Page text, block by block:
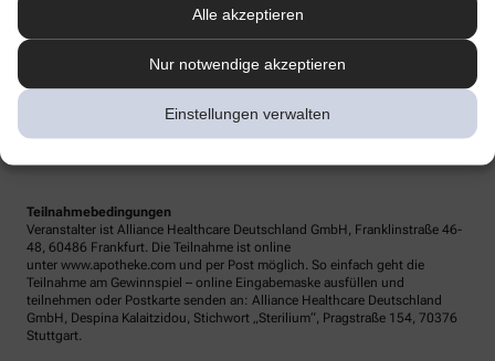
Alle akzeptieren
Nur notwendige akzeptieren
Einstellungen verwalten
Teilnahmebedingungen
Veranstalter ist Alliance Healthcare Deutschland GmbH, Franklinstraße 46-
48, 60486 Frankfurt. Die Teilnahme ist online
unter www.apotheke.com und per Post möglich. So einfach geht die
Teilnahme am Gewinnspiel – online Eingabemaske ausfüllen und
teilnehmen oder Postkarte senden an: Alliance Healthcare Deutschland
GmbH, Despina Kalaitzidou, Stichwort „Sterilium“, Pragstraße 154, 70376
Stuttgart.